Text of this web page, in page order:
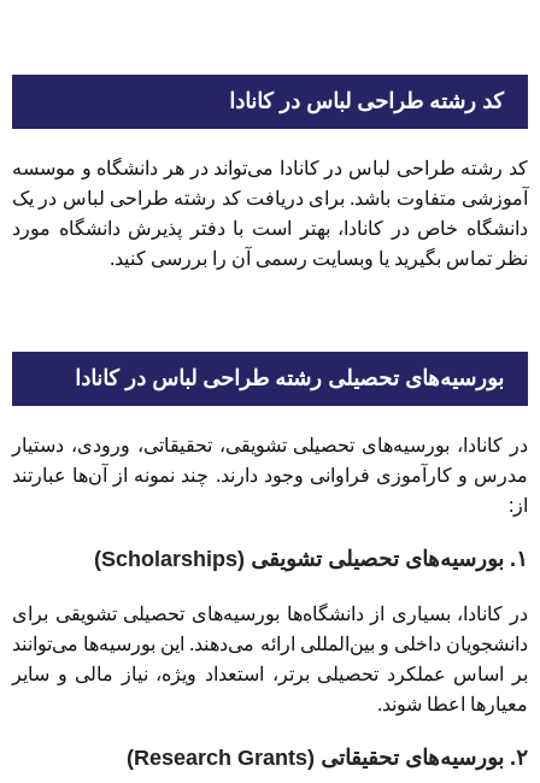
کد رشته طراحی لباس در کانادا
کد رشته طراحی لباس در کانادا می‌تواند در هر دانشگاه و موسسه
آموزشی متفاوت باشد. برای دریافت کد رشته طراحی لباس در یک
دانشگاه خاص در کانادا، بهتر است با دفتر پذیرش دانشگاه مورد
نظر تماس بگیرید یا وبسایت رسمی آن را بررسی کنید.
بورسیه‌های تحصیلی رشته طراحی لباس در کانادا
در کانادا، بورسیه‌های تحصیلی تشویقی، تحقیقاتی، ورودی، دستیار
مدرس و کارآموزی فراوانی وجود دارند. چند نمونه از آن‌ها عبارتند
از:
۱. بورسیه‌های تحصیلی تشویقی (Scholarships)
در کانادا، بسیاری از دانشگاه‌ها بورسیه‌های تحصیلی تشویقی برای
دانشجویان داخلی و بین‌المللی ارائه می‌دهند. این بورسیه‌ها می‌توانند
بر اساس عملکرد تحصیلی برتر، استعداد ویژه، نیاز مالی و سایر
معیارها اعطا شوند.
۲. بورسیه‌های تحقیقاتی (Research Grants)